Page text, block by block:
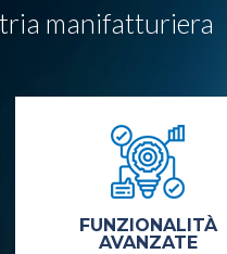
manifatturiera
FUNZIONALITÀ
AVANZATE